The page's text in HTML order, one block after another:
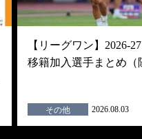
【リーグワン】2026-
移籍加入選手まとめ（
その他 2026.08.03